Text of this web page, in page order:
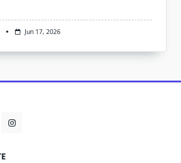
Jun 17, 2026